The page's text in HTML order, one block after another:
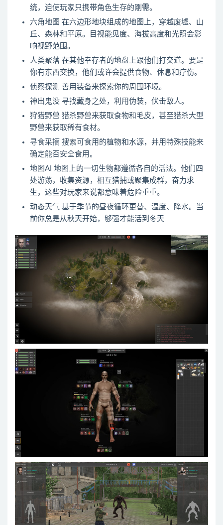
统，迫使玩家只携带角色生存的刚需。
六角地图 在六边形地块组成的地图上，穿越废墟、山
丘、森林和平原。目视能见度、海拔高度和光照会影
响视野范围。
人类聚落 在其他幸存者的地盘上跟他们打交道。要是
你有东西交换，他们或许会提供食物、休息和疗伤。
侦察探测 善用装备来探索你的周围环境。
神出鬼没 寻找藏身之处，利用伪装，伏击敌人。
狩猎野兽 猎杀野兽来获取食物和毛皮，甚至猎杀大型
野兽来获取稀有食材。
寻食采摘 搜索可食用的植物和水源，并用特殊技能来
确定能否安全食用。
地图AI 地图上的一切生物都遵循各自的活法。他们四
处游荡，收集资源，相互猎捕或聚集成群，奋力求
生，这些对玩家来说都意味着危险重重。
动态天气 基于季节的昼夜循环更替、温度、降水。当
前你总是从秋天开始，够强才能活到冬天